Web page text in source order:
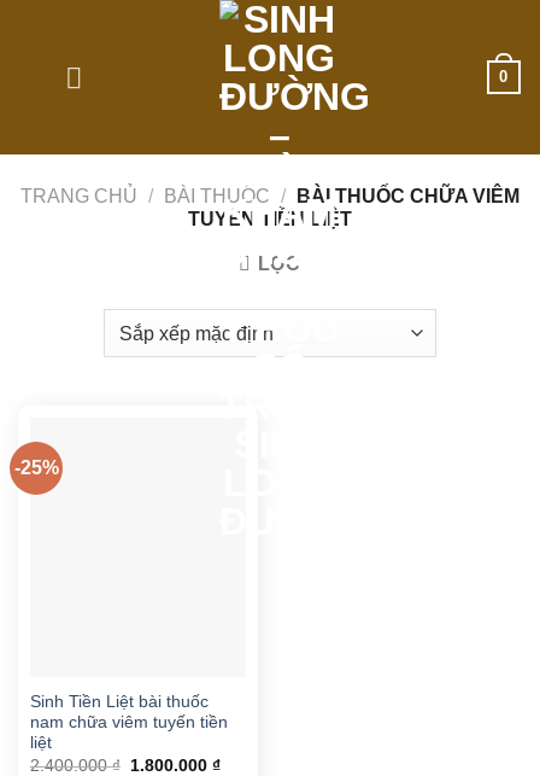
0
TRANG CHỦ / BÀI THUỐC /
BÀI THUỐC CHỮA VIÊM
TUYẾN TIỀN LIỆT
LỌC
-25%
Sinh Tiền Liệt bài thuốc
nam chữa viêm tuyến tiền
liệt
2.400.000₫
Giá
1.800.000 ₫Giá